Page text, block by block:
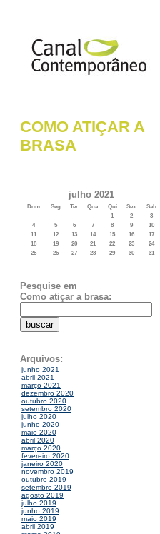
COMO ATIÇAR A
BRASA
julho 2021
Dom Seg Ter Qua Qui Sex
Sab
1
2
3
4
5 6 7 8 9
10
11
12 13 14 15 16
17
18
19 20 21 22 23
24
25
26 27 28 29 30 31
Pesquise em
Como atiçar a brasa:
Arquivos:
junho 2021
abril 2021
março 2021
dezembro 2020
outubro 2020
setembro 2020
julho 2020
junho 2020
maio 2020
abril 2020
março 2020
fevereiro 2020
janeiro 2020
novembro 2019
outubro 2019
setembro 2019
agosto 2019
julho 2019
junho 2019
maio 2019
abril 2019